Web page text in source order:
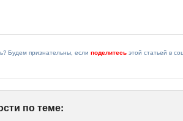
Будем признательны, если поделитесь этой статьей в
по теме: